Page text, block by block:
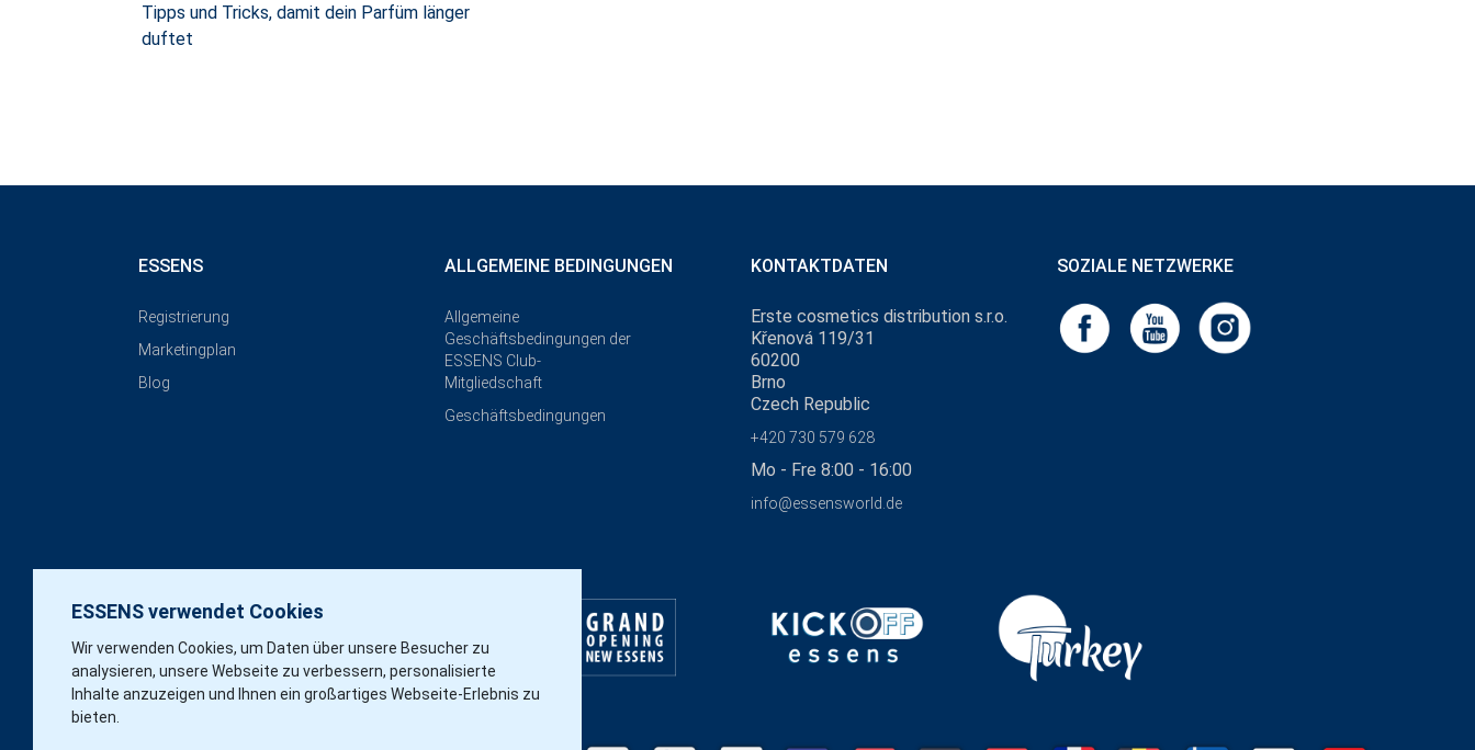
Tipps und Tricks, damit dein Parfüm länger
duftet
ESSENS verwendet Cookies
Wir verwenden Cookies, um Daten über unsere Besucher zu
analysieren, unsere Webseite zu verbessern, personalisierte
Inhalte anzuzeigen und Ihnen ein großartiges Webseite-Erlebnis zu
bieten.
ESSENS
Registrierung
Marketingplan
Blog
ALLGEMEINE BEDINGUNGEN
Allgemeine
Geschäftsbedingungen der
ESSENS Club-
Mitgliedschaft
Geschäftsbedingungen
KONTAKTDATEN
Erste cosmetics distribution s.r.o.
Křenová 119/31
60200
Brno
Czech Republic
+420 730 579 628
Mo - Fre 8:00 - 16:00
info@essensworld.de
SOZIALE NETZWERKE